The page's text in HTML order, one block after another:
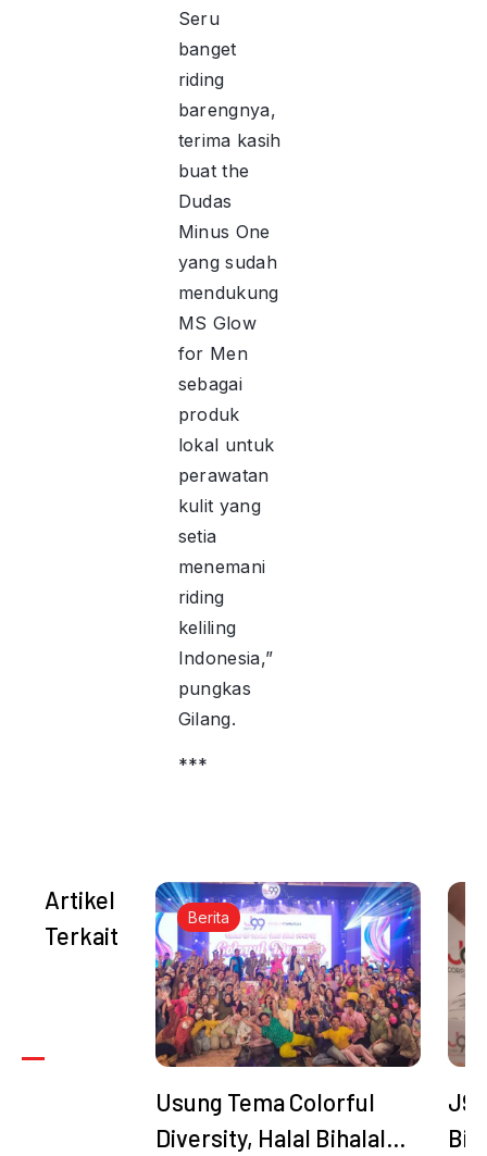
Seru
banget
riding
barengnya,
terima kasih
buat the
Dudas
Minus One
yang sudah
mendukung
MS Glow
for Men
sebagai
produk
lokal untuk
perawatan
kulit yang
setia
menemani
riding
keliling
Indonesia,”
pungkas
Gilang.
***
Artikel
Terkait
Berita
Usung Tema Colorful
Diversity, Halal Bihalal